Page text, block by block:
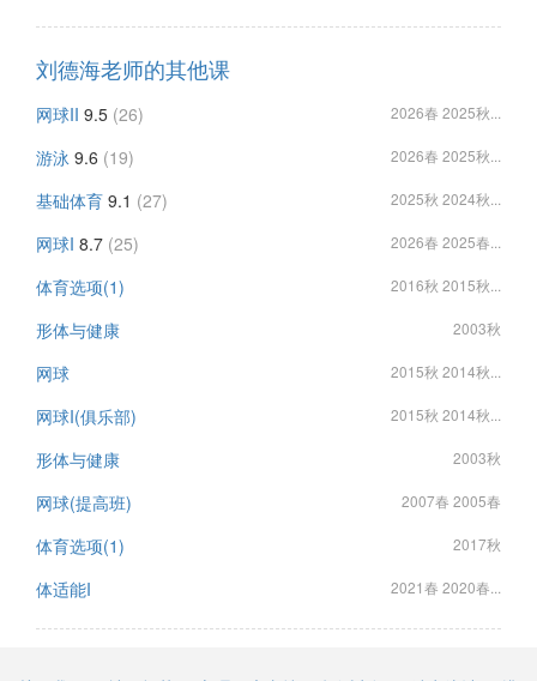
刘德海老师的其他课
网球II 9.5 (26) 2026春 2025秋...
游泳 9.6 (19) 2026春 2025秋...
基础体育 9.1 (27) 2025秋 2024秋...
网球I 8.7 (25) 2026春 2025春...
体育选项(1) 2016秋 2015秋...
形体与健康 2003秋
网球 2015秋 2014秋...
网球I(俱乐部) 2015秋 2014秋...
形体与健康 2003秋
网球(提高班) 2007春 2005春
体育选项(1) 2017秋
体适能I 2021春 2020春...